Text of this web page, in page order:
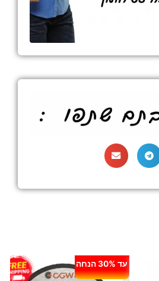
עד 30% הנחה